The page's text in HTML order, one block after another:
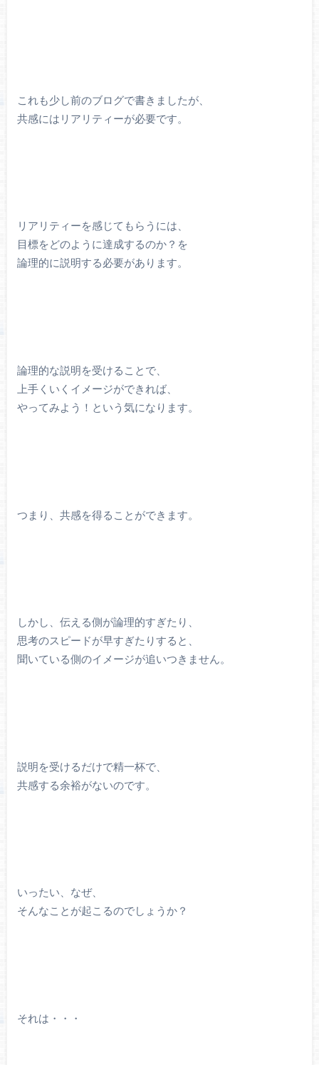
これも少し前のブログで書きましたが、
共感にはリアリティーが必要です。
リアリティーを感じてもらうには、
目標をどのように達成するのか？を
論理的に説明する必要があります。
論理的な説明を受けることで、
上手くいくイメージができれば、
やってみよう！という気になります。
つまり、共感を得ることができます。
しかし、伝える側が論理的すぎたり、
思考のスピードが早すぎたりすると、
聞いている側のイメージが追いつきません。
説明を受けるだけで精一杯で、
共感する余裕がないのです。
いったい、なぜ、
そんなことが起こるのでしょうか？
それは・・・